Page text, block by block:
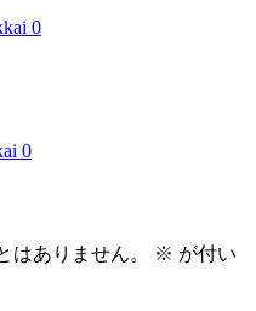
0
0
はありません。 ※ が付い